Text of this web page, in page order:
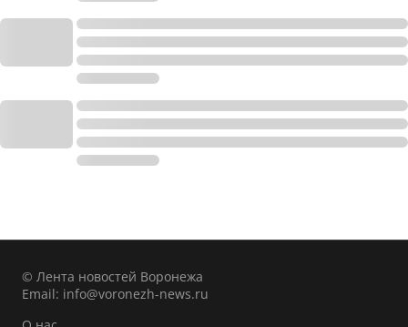
© Лента новостей Воронежа
Email: info@voronezh-news.ru